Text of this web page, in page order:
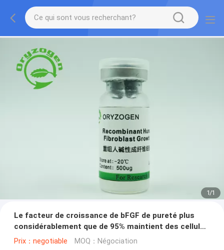
1/1
Le facteur de croissance de bFGF de pureté plus
considérablement que de 95% maintient des cellules
souche dans Undifferentiation 106096-93-9
Prix：negotiable MOQ：Négociation